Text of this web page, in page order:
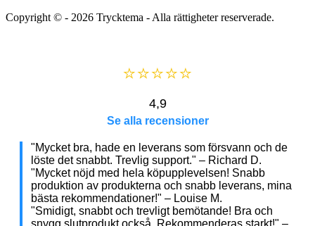
Copyright © - 2026 Trycktema - Alla rättigheter reserverade.
⭐⭐⭐⭐⭐
4,9
Se alla recensioner
"Mycket bra, hade en leverans som försvann och de
löste det snabbt. Trevlig support." – Richard D.
"Mycket nöjd med hela köpupplevelsen! Snabb
produktion av produkterna och snabb leverans, mina
bästa rekommendationer!" – Louise M.
"Smidigt, snabbt och trevligt bemötande! Bra och
snygg slutprodukt också. Rekommenderas starkt!" –